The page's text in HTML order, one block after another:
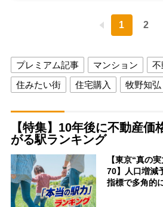
1 2
プレミアム記事 マンション
不
住みたい街
住宅購入 牧野知弘
【特集】10年後に不動産価
がる駅ランキング
【東京“真の
70】人口増減
指標で多角的